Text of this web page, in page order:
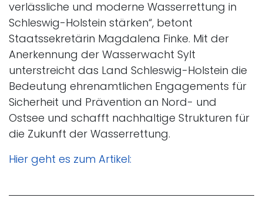
verlässliche und moderne Wasserrettung in
Schleswig-Holstein stärken“, betont
Staatssekretärin Magdalena Finke. Mit der
Anerkennung der Wasserwacht Sylt
unterstreicht das Land Schleswig-Holstein die
Bedeutung ehrenamtlichen Engagements für
Sicherheit und Prävention an Nord- und
Ostsee und schafft nachhaltige Strukturen für
die Zukunft der Wasserrettung.
Hier geht es zum Artikel: